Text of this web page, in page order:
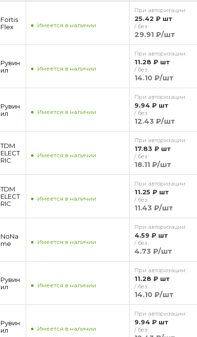
Fortis
Flex
Имеется в наличии
При авторизации:
25.42 ₽ шт
/ без:
29.91 ₽/шт
Рувин
ил
Имеется в наличии
При авторизации:
11.28 ₽ шт
/ без:
14.10 ₽/шт
Рувин
ил
Имеется в наличии
При авторизации:
9.94 ₽ шт
/ без:
12.43 ₽/шт
TDM
ЕLECT
RIC
Имеется в наличии
При авторизации:
17.83 ₽ шт
/ без:
18.11 ₽/шт
TDM
ЕLECT
RIC
Имеется в наличии
При авторизации:
11.25 ₽ шт
/ без:
11.43 ₽/шт
NoNa
me
Имеется в наличии
При авторизации:
4.59 ₽ шт
/ без:
4.73 ₽/шт
Рувин
ил
Имеется в наличии
При авторизации:
11.28 ₽ шт
/ без:
14.10 ₽/шт
Рувин
ил
Имеется в наличии
При авторизации:
9.94 ₽ шт
/ без: